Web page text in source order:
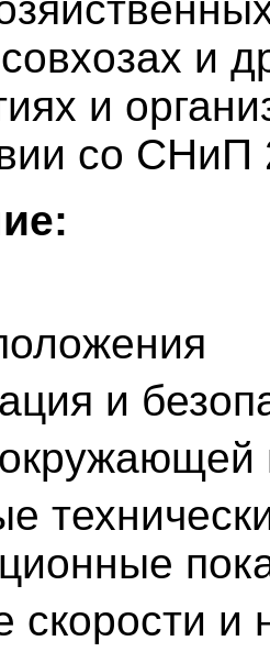
и
и
со СНиП
и
скорости и